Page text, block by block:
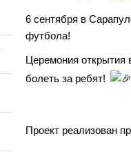
6 сентября в
футбола!
Церемония открытия
болеть за ребят!
Проект реализован